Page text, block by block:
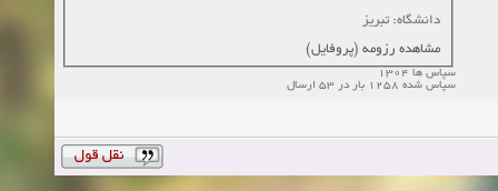
دانشگاه: تبریز
مشاهده رزومه (پروفایل)
سپاس ها 1304
سپاس شده 1258 بار در 53 ارسال